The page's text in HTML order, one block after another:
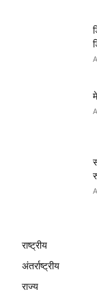
राष्ट्रीय
अंतर्राष्ट्रीय
राज्य